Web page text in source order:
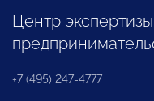
Центр
+7 (495) 247-4777